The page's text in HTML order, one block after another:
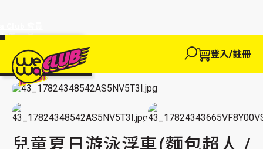
單95折!
輸入優惠
即
達95折!
登入/註冊
We買 We玩 We賺
探索
WeWa
卡
主頁 We 買 品味生活
兒童夏日游泳浮車(麵包超人 / Hello Kitty)
兒童夏日游泳浮車(麵包超人 /